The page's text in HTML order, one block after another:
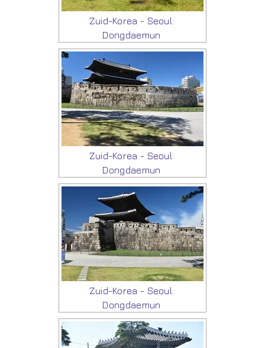
Zuid-Korea - Seoul:
Dongdaemun
Zuid-Korea - Seoul:
Dongdaemun
Zuid-Korea - Seoul:
Dongdaemun